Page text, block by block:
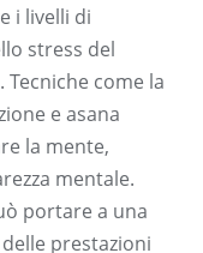
i livelli di
stress del
come la
e asana
la mente,
mentale.
portare a una
prestazioni